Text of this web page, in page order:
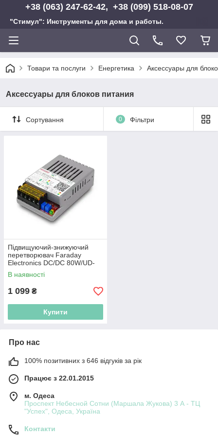
+38 (063) 247-62-42, +38 (099) 518-08-07
"Стимул": Инструменты для дома и работы.
Товари та послуги Енергетика Аксессуары для
Аксессуары для блоков питания
Сортування 0 Фільтри
Підвищуючий-знижуючий
перетворювач Faraday
Electronics DC/DC 80W/UD-
DC/5-30V
В наявності
1 099 ₴
Купити
Про нас
100% позитивних з 646 відгуків за рік
Працює з 22.01.2015
м. Одеса
Проспект Небесной Сотни (Маршала Жукова) 3 А - ТЦ
"Успех", Одеса, Україна
Контакти